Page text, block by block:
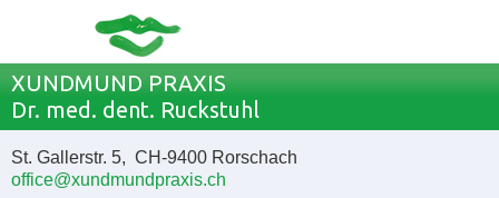
XUNDMUND PRAXIS
Dr. med. dent. Ruckstuhl
St. Gallerstr. 5, CH-9400 Rorschach
office@xundmundpraxis.ch